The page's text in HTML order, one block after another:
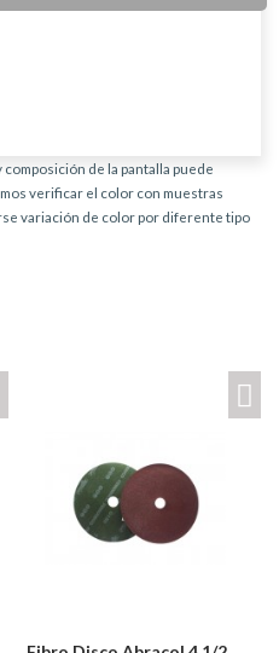
composición de la pantalla puede
verificar el color con muestras
variación de color por diferente tipo